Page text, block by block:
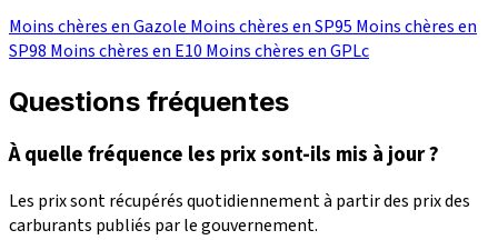
Moins chères en Gazole Moins chères en SP95 Moins chères en
SP98 Moins chères en E10 Moins chères en GPLc
Questions fréquentes
À quelle fréquence les prix sont-ils mis à jour ?
Les prix sont récupérés quotidiennement à partir des prix des
carburants publiés par le gouvernement.